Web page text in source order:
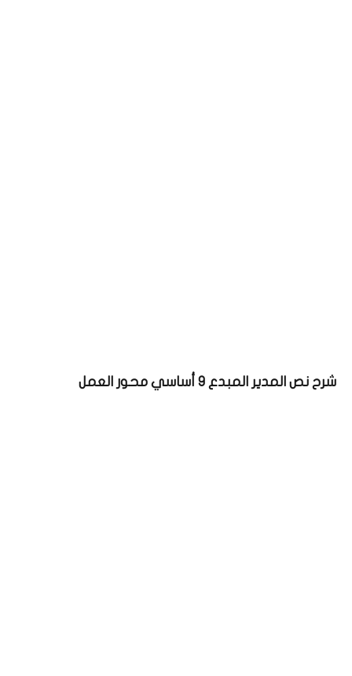
شرح نص المدير المبدع 9 أساسي محور العمل